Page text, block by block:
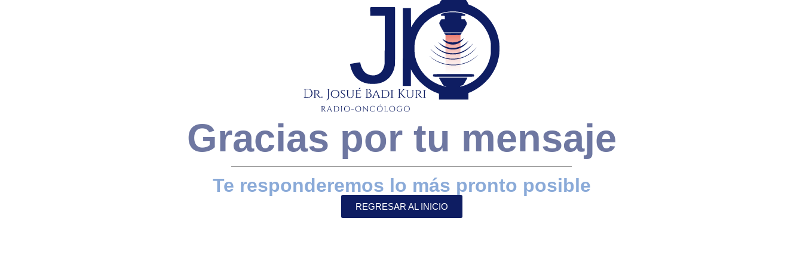
Gracias por tu mensaje
Te responderemos lo más pronto posible
REGRESAR AL INICIO